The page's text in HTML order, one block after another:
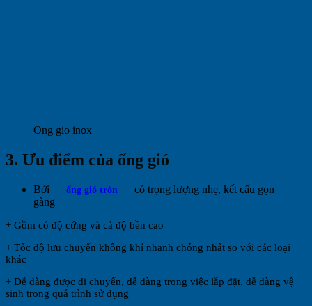
Ong gio inox
3. Ưu điểm của ống gió
Bởi ống gió tròn
có trọng lượng nhẹ, kết cấu gọn
gàng
+ Gồm có độ cứng và cả độ bền cao
+ Tốc độ lưu chuyển không khí nhanh chóng nhất so với các loại
khác
+ Dễ dàng được di chuyển, dễ dàng trong việc lắp đặt, dễ dàng vệ
sinh trong quá trình sử dụng